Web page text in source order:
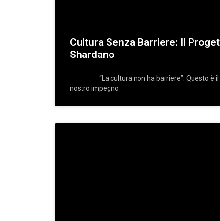
Cultura Senza Barriere: Il
Shardano
“La cultura non ha barriere”. Questo è il
nostro impegno